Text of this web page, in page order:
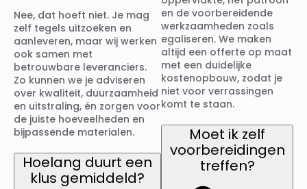
Nee, dat hoeft niet. Je mag
zelf tegels uitzoeken en
aanleveren, maar wij werken
ook samen met
betrouwbare leveranciers.
Zo kunnen we je adviseren
over kwaliteit, duurzaamheid
en uitstraling, én zorgen voor
de juiste hoeveelheden en
bijpassende materialen.
Hoelang duurt een
klus gemiddeld?
en de voorbereidende
werkzaamheden zoals
egaliseren. We maken
altijd een offerte op maat
met een duidelijke
kostenopbouw, zodat je
niet voor verrassingen
komt te staan.
Moet ik zelf
voorbereidingen
treffen?